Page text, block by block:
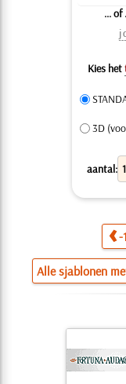
... of
Kies het
3D
aantal:
-1
Alle sjablonen